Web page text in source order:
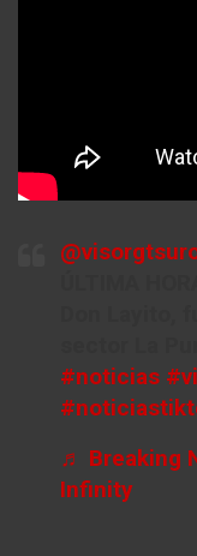
#noticias
♬ Breaking
Infinity